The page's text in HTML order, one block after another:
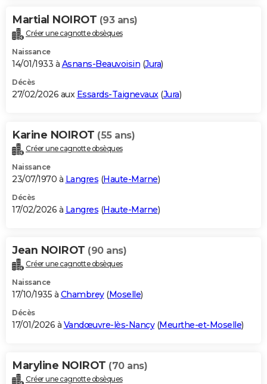
Martial NOIROT (93 ans)
Créer une cagnotte obsèques
Naissance
14/01/1933 à Asnans-Beauvoisin (Jura)
Décès
27/02/2026 aux Essards-Taignevaux(Jura)
Karine NOIROT (55 ans)
Créer une cagnotte obsèques
Naissance
23/07/1970 à Langres (Haute-Marne)
Décès
17/02/2026 à Langres (Haute-Marne)
Jean NOIROT (90 ans)
Créer une cagnotte obsèques
Naissance
17/10/1935 à Chambrey(Moselle)
Décès
17/01/2026 à Vandœuvre-lès-Nancy(Meurthe-et-Moselle)
Maryline NOIROT (70 ans)
Créer une cagnotte obsèques